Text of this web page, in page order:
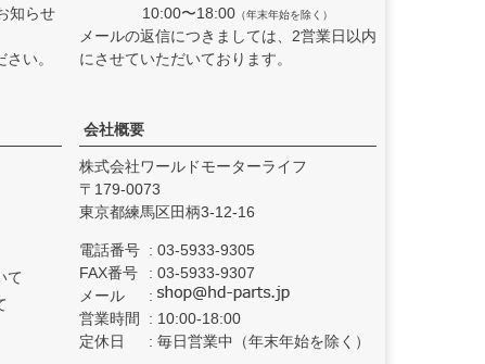
知らせ
い。
10:00〜18:00 （年末年始を除く）
メールの返信につきましては、2営業日以内
にさせていただいております。
て
会社概要
株式会社ワールドモーターライフ
179-0073
東京都練馬区田柄3-12-16
電話番号
03-5933-9305
FAX番号
03-5933-9307
メール
営業時間
10:00-18:00
定休日
毎日営業中（年末年始を除く）